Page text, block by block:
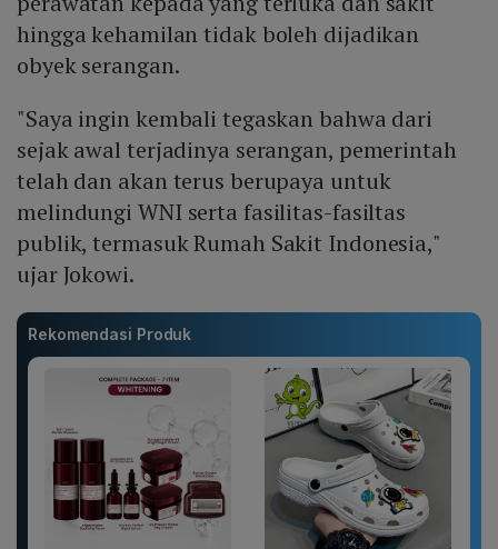
hingga kehamilan tidak boleh dijadikan
obyek serangan.
"Saya ingin kembali tegaskan bahwa dari
sejak awal terjadinya serangan, pemerintah
telah dan akan terus berupaya untuk
melindungi WNI serta fasilitas-fasiltas
publik, termasuk Rumah Sakit Indonesia,"
ujar Jokowi.
Rekomendasi Produk